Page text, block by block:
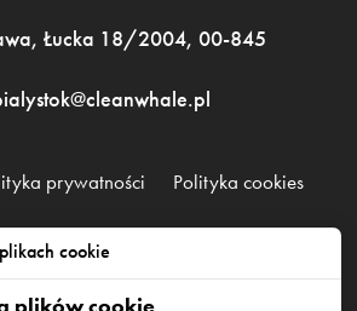
cookie
plików cookie
Łucka 18/2004, 00-845
prywatności Polityka cookies
KRS 0000868230, NIP: 6751738063,
38745511400000
Łucka 18/2004, 00-845